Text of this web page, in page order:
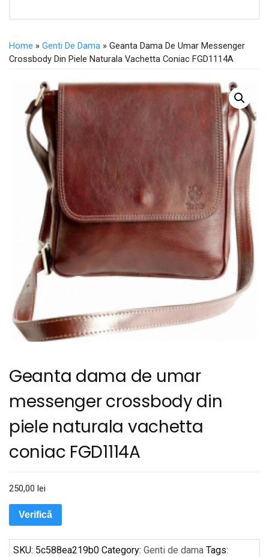
Home » Genti De Dama » Geanta Dama De Umar Messenger
Crossbody Din Piele Naturala Vachetta Coniac FGD1114A
Geanta dama de umar
messenger crossbody din
piele naturala vachetta
coniac FGD1114A
250,00 lei
Verifică
SKU: 5c588ea219b0 Category: Genti de dama Tags: